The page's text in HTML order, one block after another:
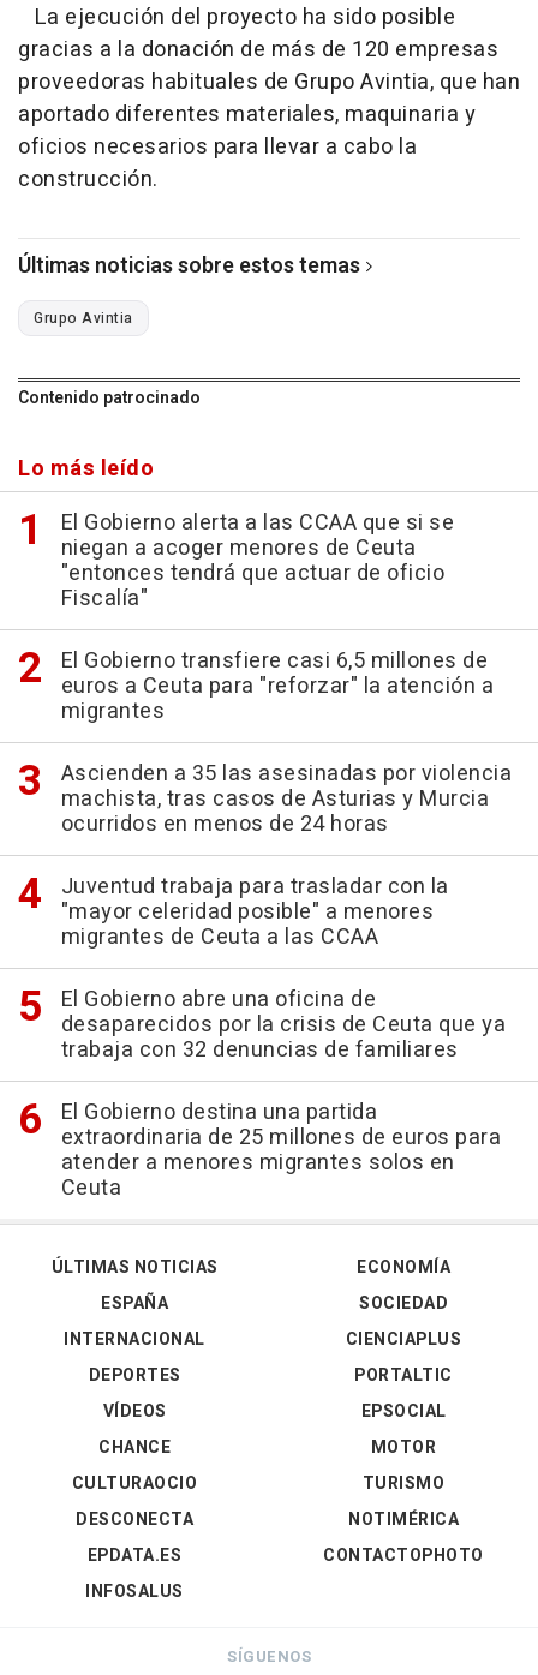
La ejecución del proyecto ha sido posible
gracias a la donación de más de 120 empresas
proveedoras habituales de Grupo Avintia, que han
aportado diferentes materiales, maquinaria y
oficios necesarios para llevar a cabo la
construcción.
Últimas noticias sobre estos temas
Grupo Avintia
Contenido patrocinado
Lo más leído
El Gobierno alerta a las CCAA que si se
niegan a acoger menores de Ceuta
"entonces tendrá que actuar de oficio
Fiscalía"
El Gobierno transfiere casi 6,5 millones de
euros a Ceuta para "reforzar" la atención a
migrantes
Ascienden a 35 las asesinadas por violencia
machista, tras casos de Asturias y Murcia
ocurridos en menos de 24 horas
Juventud trabaja para trasladar con la
"mayor celeridad posible" a menores
migrantes de Ceuta a las CCAA
El Gobierno abre una oficina de
desaparecidos por la crisis de Ceuta que ya
trabaja con 32 denuncias de familiares
El Gobierno destina una partida
extraordinaria de 25 millones de euros para
atender a menores migrantes solos en
Ceuta
ÚLTIMAS NOTICIAS
ESPAÑA
INTERNACIONAL
DEPORTES
VÍDEOS
ECONOMÍA
SOCIEDAD
CIENCIAPLUS
PORTALTIC
EPSOCIAL
CHANCE
CULTURAOCIO
DESCONECTA
EPDATA.ES
INFOSALUS
MOTOR
TURISMO
NOTIMÉRICA
CONTACTOPHOTO
SÍGUENOS